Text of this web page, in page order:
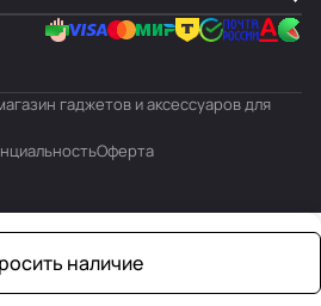
наличие
гаджетов и аксессуаров для
Оферта